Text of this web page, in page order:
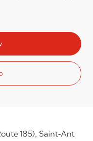
185), Saint-Ant